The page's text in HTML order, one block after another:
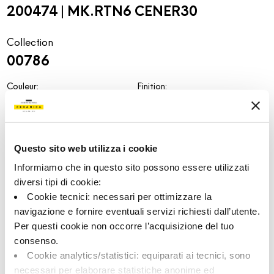
Questo sito web utilizza i cookie
Informiamo che in questo sito possono essere utilizzati
diversi tipi di cookie:
Cookie tecnici: necessari per ottimizzare la
navigazione e fornire eventuali servizi richiesti dall’utente.
Per questi cookie non occorre l’acquisizione del tuo
consenso.
Cookie analytics/statistici: equiparati ai tecnici, sono
necessari per elaborare statistiche anonime ed
200474 | MK.RTN6 CENER30
Collection
00786
Couleur:
Cendre
Format:
Finition:
Stonalisation: